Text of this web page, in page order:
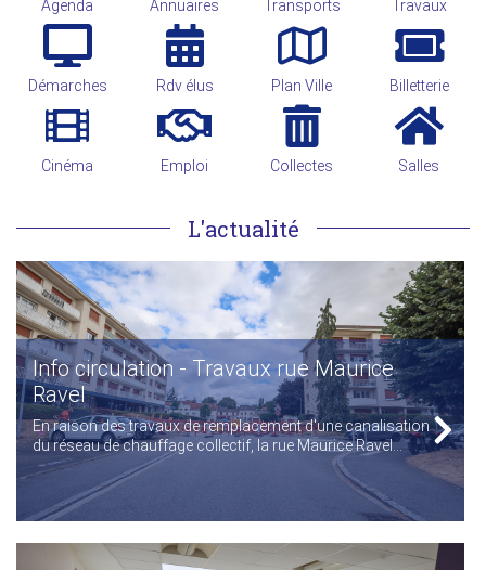
Agenda Annuaires Transports Travaux
Démarches Rdv élus Plan Ville Billetterie
Cinéma Emploi Collectes Salles
L'actualité
Info circulation - Travaux rue Maurice
Ravel
En raison des travaux de remplacement d'une canalisation
du réseau de chauffage collectif, la rue Maurice Ravel...